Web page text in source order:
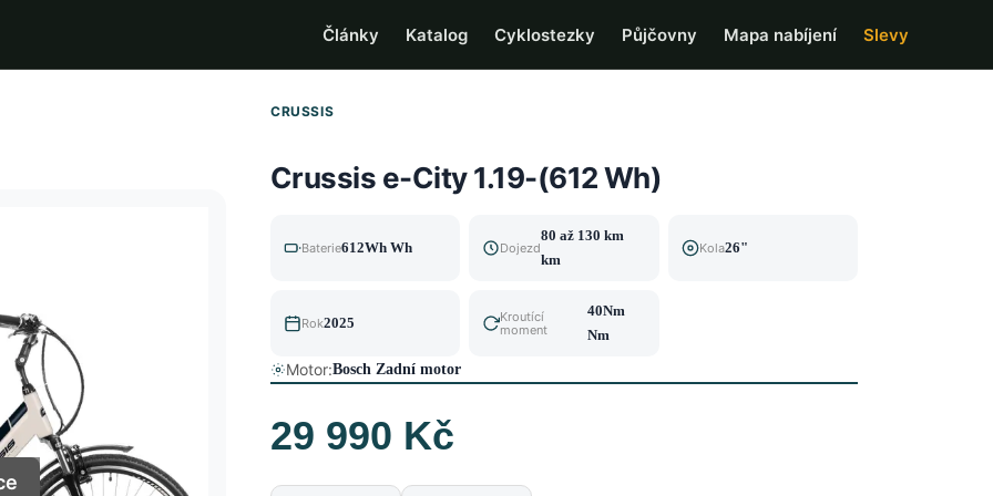
Články Katalog Cyklostezky Půjčovny Mapa nabíjení Slevy
CRUSSIS
Crussis e-City 1.19-(612 Wh)
Baterie612Wh Wh Dojezd
80 až 130 km
km
Kola26"
Rok2025
Kroutící
moment
40Nm
Nm
Motor:Bosch Zadní motor
29 990 Kč